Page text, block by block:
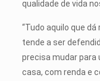
qualidade de vida
“Tudo aquilo que
tende a ser
precisa mudar para
casa, com renda e